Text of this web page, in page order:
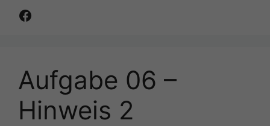
Facebook
Aufgabe 06 –
Hinweis 2